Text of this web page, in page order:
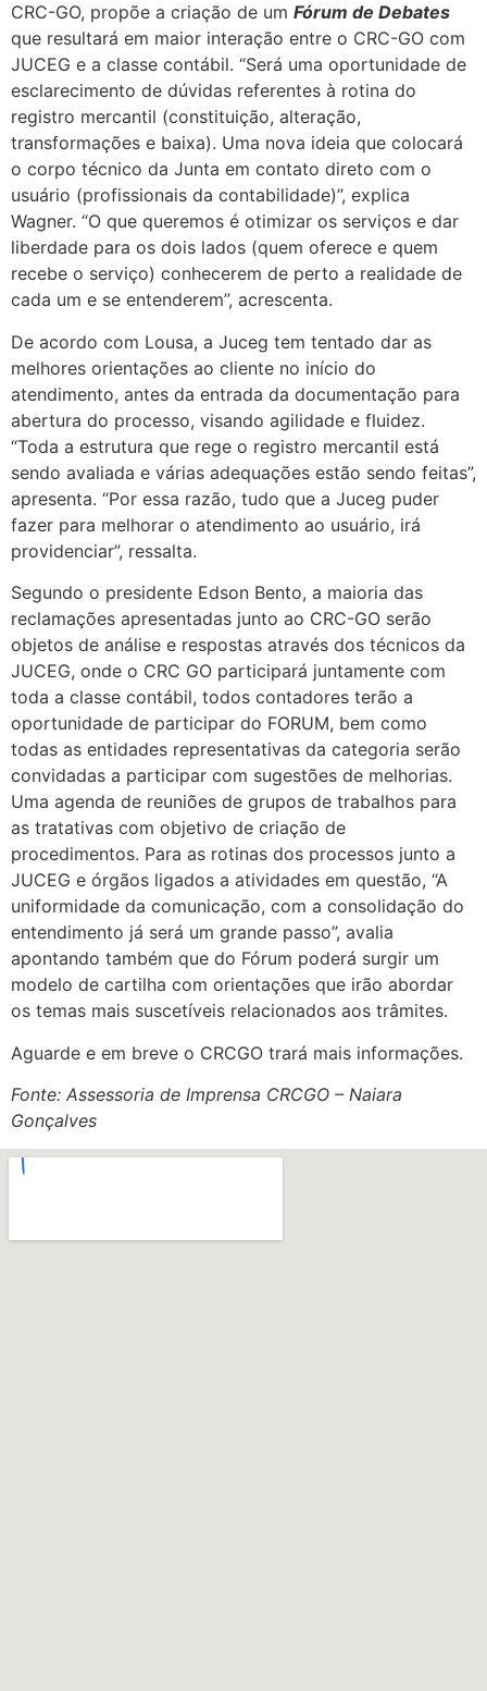
CRC-GO, propõe a criação de um Fórum de Debates
que resultará em maior interação entre o CRC-GO com
JUCEG e a classe contábil. “Será uma oportunidade de
esclarecimento de dúvidas referentes à rotina do
registro mercantil (constituição, alteração,
transformações e baixa). Uma nova ideia que colocará
o corpo técnico da Junta em contato direto com o
usuário (profissionais da contabilidade)”, explica
Wagner. “O que queremos é otimizar os serviços e dar
liberdade para os dois lados (quem oferece e quem
recebe o serviço) conhecerem de perto a realidade de
cada um e se entenderem”, acrescenta.
De acordo com Lousa, a Juceg tem tentado dar as
melhores orientações ao cliente no início do
atendimento, antes da entrada da documentação para
abertura do processo, visando agilidade e fluidez.
“Toda a estrutura que rege o registro mercantil está
sendo avaliada e várias adequações estão sendo feitas”,
apresenta. “Por essa razão, tudo que a Juceg puder
fazer para melhorar o atendimento ao usuário, irá
providenciar”, ressalta.
Segundo o presidente Edson Bento, a maioria das
reclamações apresentadas junto ao CRC-GO serão
objetos de análise e respostas através dos técnicos da
JUCEG, onde o CRC GO participará juntamente com
toda a classe contábil, todos contadores terão a
oportunidade de participar do FORUM, bem como
todas as entidades representativas da categoria serão
convidadas a participar com sugestões de melhorias.
Uma agenda de reuniões de grupos de trabalhos para
as tratativas com objetivo de criação de
procedimentos. Para as rotinas dos processos junto a
JUCEG e órgãos ligados a atividades em questão, “A
uniformidade da comunicação, com a consolidação do
entendimento já será um grande passo”, avalia
apontando também que do Fórum poderá surgir um
modelo de cartilha com orientações que irão abordar
os temas mais suscetíveis relacionados aos trâmites.
Aguarde e em breve o CRCGO trará mais informações.
Fonte: Assessoria de Imprensa CRCGO – Naiara
Gonçalves